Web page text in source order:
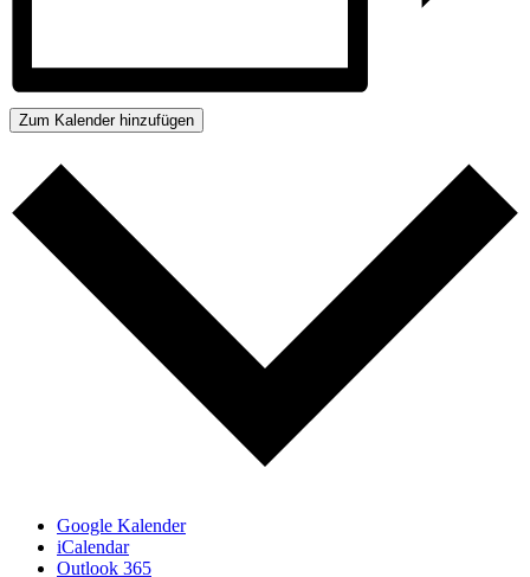
Zum Kalender hinzufügen
Google Kalender
iCalendar
Outlook 365